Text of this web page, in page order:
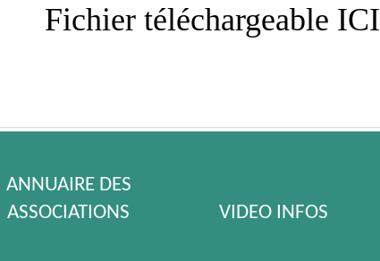
Fichier téléchargeable ICI
ANNUAIRE DES
ASSOCIATIONS
VIDEO INFOS